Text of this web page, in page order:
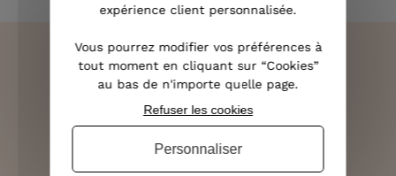
LIVRAISON RAPIDE
OFFERTE DÈS 70€
expérience client personnalisée.
Vous pourrez modifier vos préférences à
tout moment en cliquant sur “Cookies”
au bas de n'importe quelle page.
Refuser les cookies
Personnaliser